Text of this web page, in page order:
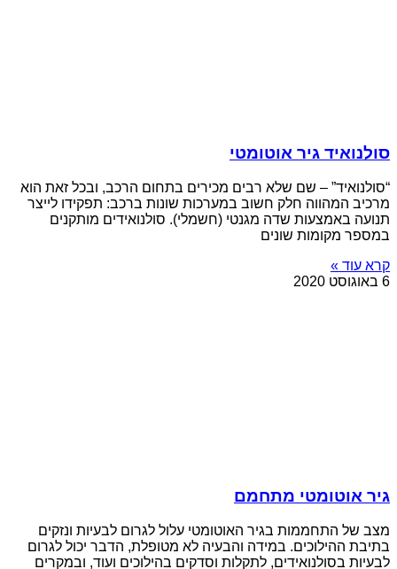
סולנואיד גיר אוטומטי
“סולנואיד” – שם שלא רבים מכירים בתחום הרכב, ובכל זאת הוא
מרכיב המהווה חלק חשוב במערכות שונות ברכב: תפקידו לייצר
תנועה באמצעות שדה מגנטי (חשמלי). סולנואידים מותקנים
במספר מקומות שונים
קרא עוד »
6 באוגוסט 2020
גיר אוטומטי מתחמם
מצב של התחממות בגיר האוטומטי עלול לגרום לבעיות ונזקים
בתיבת ההילוכים. במידה והבעיה לא מטופלת, הדבר יכול לגרום
לבעיות בסולנואידים, לתקלות וסדקים בהילוכים ועוד, ובמקרים